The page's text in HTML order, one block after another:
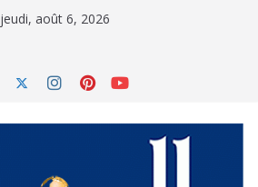
jeudi, août 6, 2026